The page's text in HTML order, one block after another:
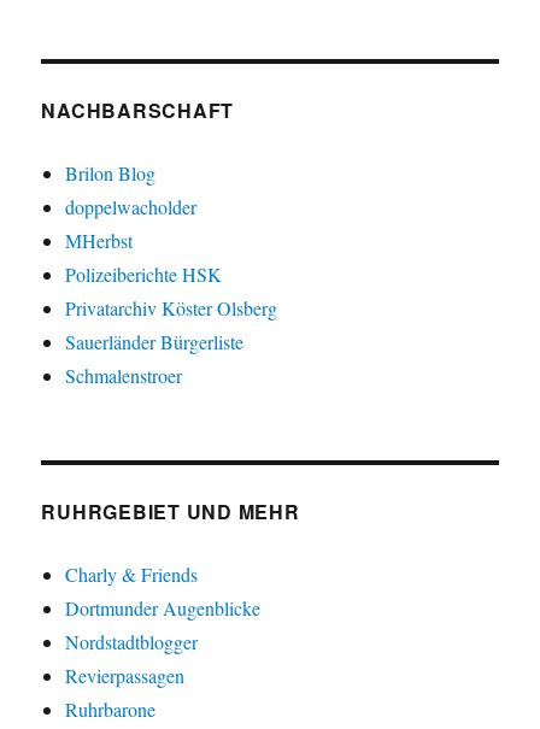
NACHBARSCHAFT
Brilon Blog
doppelwacholder
MHerbst
Polizeiberichte HSK
Privatarchiv Köster Olsberg
Sauerländer Bürgerliste
Schmalenstroer
RUHRGEBIET UND MEHR
Charly & Friends
Dortmunder Augenblicke
Nordstadtblogger
Revierpassagen
Ruhrbarone